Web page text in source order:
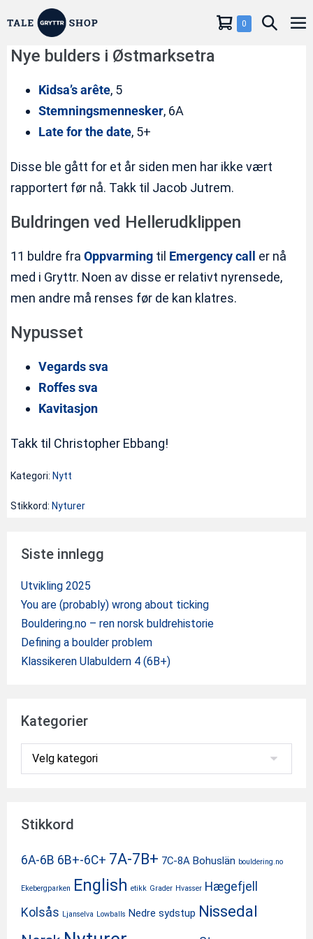
til
innholdet
Handlevogn
0Elementer
Nye bulders i Østmarksetra
Kidsa’s arête, 5
Stemningsmennesker, 6A
Late for the date, 5+
Disse ble gått for et år siden men har ikke vært
rapportert før nå. Takk til Jacob Jutrem.
Buldringen ved Hellerudklippen
11 buldre fra Oppvarming til Emergency call
er nå
med i Gryttr. Noen av disse er relativt nyrensede,
men andre må renses før de kan klatres.
Nypusset
Vegards sva
Roffes sva
Kavitasjon
Takk til Christopher Ebbang!
Kategori: Nytt
Stikkord: Nyturer
Siste innlegg
Utvikling 2025
You are (probably) wrong about ticking
Bouldering.no – ren norsk buldrehistorie
Defining a boulder problem
Klassikeren Ulabuldern 4 (6B+)
Kategorier
Kategorier
Stikkord
6A-6B 6B+-6C+ 7A-7B+ 7C-8A Bohuslän bouldering.no
Ekebergparken English etikk Grader Hvasser Hægefjell
Kolsås Ljanselva Lowballs Nedre sydstup Nissedal